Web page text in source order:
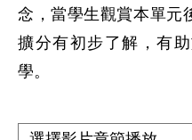
念，當學生觀賞本單元
擴分有初步了解，有
學。